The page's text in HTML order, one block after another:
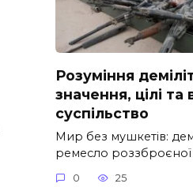
Розуміння
значення, цілі та
суспільство
Мир без мушкетів:
ремесло роззброєної
0 25